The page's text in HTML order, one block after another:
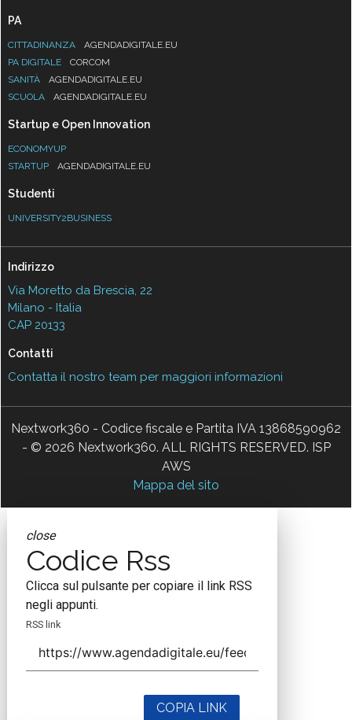
PA
CITTADINANZA
AGENDADIGITALE.EU
PA DIGITALE
CORCOM
SANITÀ
AGENDADIGITALE.EU
SCUOLA
AGENDADIGITALE.EU
Startup e Open Innovation
ECONOMYUP
STARTUP
AGENDADIGITALE.EU
Studenti
UNIVERSITY2BUSINESS
Indirizzo
Via Moretto da Brescia, 22
Milano - Italia
CAP 20133
Contatti
Contatta il nostro team per maggiori informazioni
Nextwork360 - Codice fiscale e Partita IVA 13868590962
- © 2026 Nextwork360. ALL RIGHTS RESERVED. ISP
AWS
Mappa del sito
close
Codice Rss
Clicca sul pulsante per copiare il link RSS
negli appunti.
RSS link
COPIA LINK